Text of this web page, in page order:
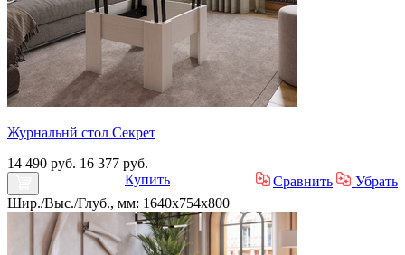
Журнальнй стол Секрет
14 490 руб. 16 377 руб.
Купить
Сравнить
Убрать
Шир./Выс./Глуб., мм: 1640x754x800